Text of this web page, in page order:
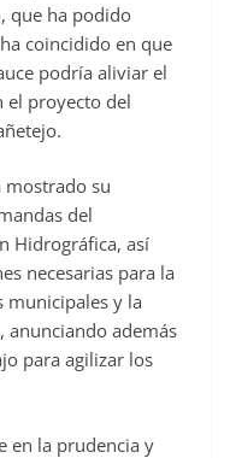
que ha podido
coincidido en que
podría aliviar el
el proyecto del
mostrado su
del
Hidrográfica, así
necesarias para la
municipales y la
anunciando además
para agilizar los
en la prudencia y